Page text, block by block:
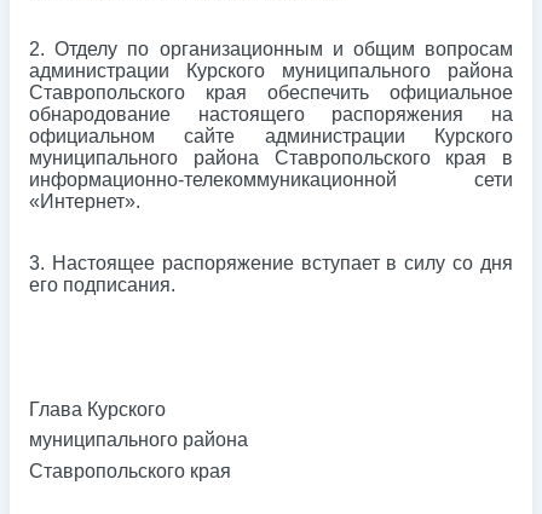
2. Отделу по организационным и общим вопросам
администрации Курского муниципального района
Ставропольского края обеспечить официальное
обнародование настоящего распоряжения на
официальном сайте администрации Курского
муниципального района Ставропольского края в
информационно-телекоммуникационной сети
«Интернет».
3. Настоящее распоряжение вступает в силу со дня
его подписания.
Глава Курского
муниципального района
Ставропольского края